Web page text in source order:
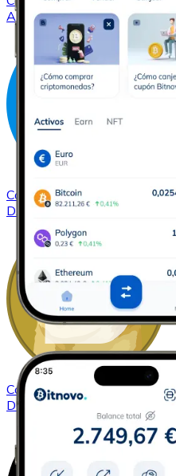
ADA
ComprarDash
con
DASH
ComprarDogecoincon
DOGE